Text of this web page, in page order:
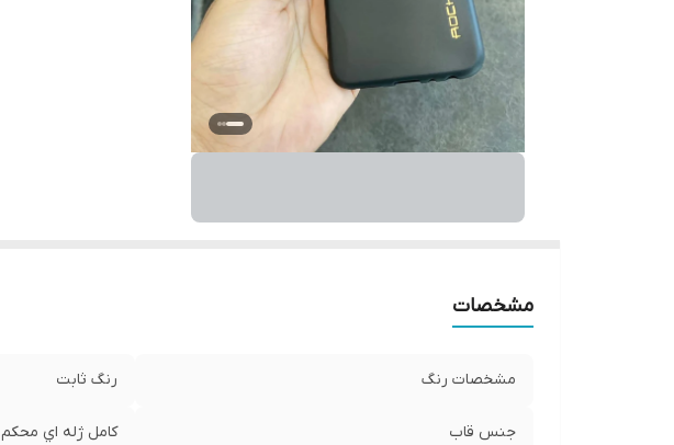
مشخصات
مشخصات رنگ رنگ ثابت
جنس قاب کامل ژله اي محکم